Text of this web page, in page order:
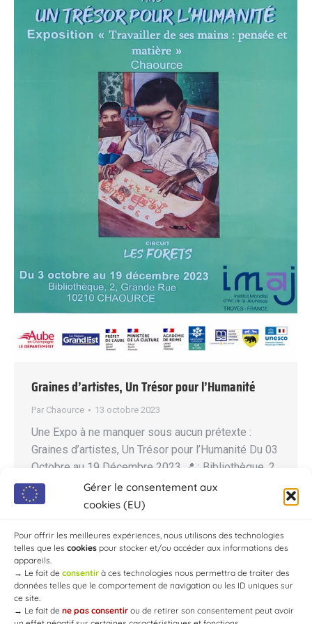
Gérer le consentement aux
cookies (EU)
Pour offrir les meilleures expériences, nous utilisons des technologies
telles que les cookies pour stocker et/ou accéder aux informations des
appareils.
→ Le fait de consentir à ces technologies nous permettra de traiter des
données telles que le comportement de navigation ou les ID uniques sur
ce site.
→ Le fait de ne pas consentir ou de retirer son consentement peut avoir
Graines d’artistes, Un Trésor pour l’Humanité
Par Chaource 13 octobre 2023
Une Expo à ne manquer sous aucun prétexte :
Graines d’artistes, Un Trésor pour l’Humanité Du 03
Octobre au 19 Décembre 2023 📍 : Bibliothèque, 2
Grande rue, 10120 Chaource Exposition « Travailler
de ses mains : pensée et matière » à Chaource.
Merci !